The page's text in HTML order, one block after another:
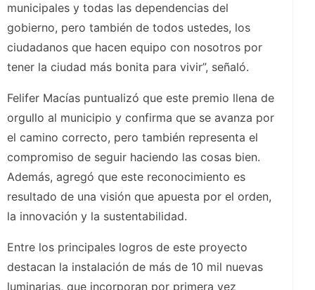
municipales y todas las dependencias del
gobierno, pero también de todos ustedes, los
ciudadanos que hacen equipo con nosotros por
tener la ciudad más bonita para vivir”, señaló.
Felifer Macías puntualizó que este premio llena de
orgullo al municipio y confirma que se avanza por
el camino correcto, pero también representa el
compromiso de seguir haciendo las cosas bien.
Además, agregó que este reconocimiento es
resultado de una visión que apuesta por el orden,
la innovación y la sustentabilidad.
Entre los principales logros de este proyecto
destacan la instalación de más de 10 mil nuevas
luminarias, que incorporan por primera vez